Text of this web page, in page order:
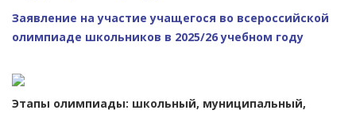
Заявление на участие учащегося во всероссийской
олимпиаде школьников в 2025/26 учебном году
Этапы олимпиады: школьный, муниципальный,